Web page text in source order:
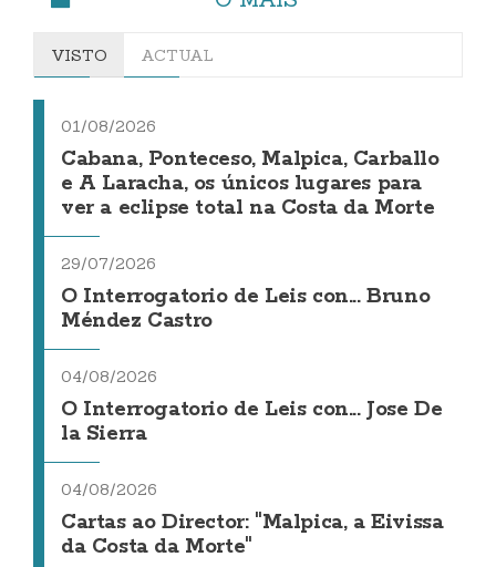
VISTO ACTUAL
01/08/2026
Cabana, Ponteceso, Malpica, Carballo
e A Laracha, os únicos lugares para
ver a eclipse total na Costa da Morte
29/07/2026
O Interrogatorio de Leis con... Bruno
Méndez Castro
04/08/2026
O Interrogatorio de Leis con... Jose De
la Sierra
04/08/2026
Cartas ao Director: "Malpica, a Eivissa
da Costa da Morte"